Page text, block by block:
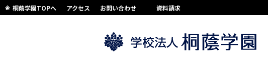
桐蔭学園TOPへ アクセス お問い合わせ 資料請求